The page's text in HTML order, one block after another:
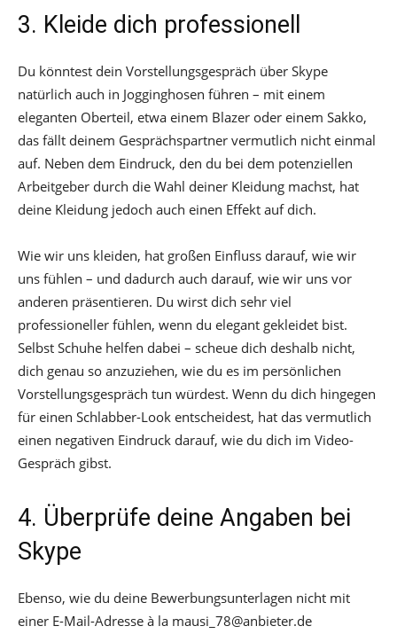
3. Kleide dich professionell
Du könntest dein Vorstellungsgespräch über Skype
natürlich auch in Jogginghosen führen – mit einem
eleganten Oberteil, etwa einem Blazer oder einem Sakko,
das fällt deinem Gesprächspartner vermutlich nicht einmal
auf. Neben dem Eindruck, den du bei dem potenziellen
Arbeitgeber durch die Wahl deiner Kleidung machst, hat
deine Kleidung jedoch auch einen Effekt auf dich.
Wie wir uns kleiden, hat großen Einfluss darauf, wie wir
uns fühlen – und dadurch auch darauf, wie wir uns vor
anderen präsentieren. Du wirst dich sehr viel
professioneller fühlen, wenn du elegant gekleidet bist.
Selbst Schuhe helfen dabei – scheue dich deshalb nicht,
dich genau so anzuziehen, wie du es im persönlichen
Vorstellungsgespräch tun würdest. Wenn du dich hingegen
für einen Schlabber-Look entscheidest, hat das vermutlich
einen negativen Eindruck darauf, wie du dich im Video-
Gespräch gibst.
4. Überprüfe deine Angaben bei
Skype
Ebenso, wie du deine Bewerbungsunterlagen nicht mit
einer E-Mail-Adresse à la mausi_78@anbieter.de